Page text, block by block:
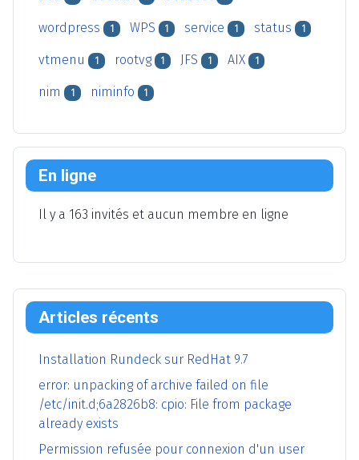
Articles récents
Installation Rundeck sur RedHat 9.7
error: unpacking of archive failed on file
/etc/init.d;6a2826b8: cpio: File from package
already exists
Permission refusée pour connexion d'un user
wordpress 1 WPS 1 service 1 status 1
vtmenu 1 rootvg 1 JFS 1 AIX 1
nim 1 niminfo 1
En ligne
Il y a 163 invités et aucun membre en ligne